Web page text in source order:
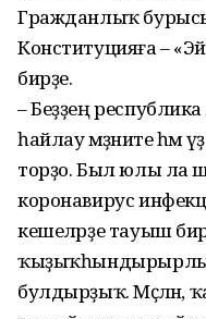
Гражданлыҡ
Конституцияға –
бирҙе.
– Беҙҙең
һайлау мәҙәниәте
торҙо. Был юлы ла
коронавирус
кешеләрҙе тауыш
булдырҙыҡ. Мәҫәлән,